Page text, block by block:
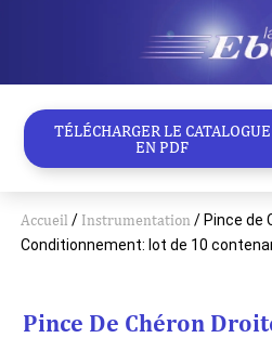
TÉLÉCHARGER LE CATALOGUE
EN PDF
Accueil / Instrumentation / Pince de
Conditionnement: lot de 10
Pince De Chéron